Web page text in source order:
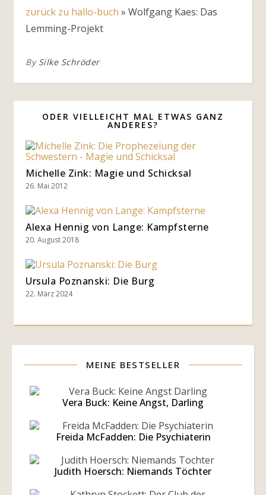
zurück zu hallo-buch » Wolfgang Kaes: Das
Lemming-Projekt
By Silke Schröder
ODER VIELLEICHT MAL ETWAS GANZ
ANDERES?
Michelle Zink: Magie und Schicksal
26. Mai 2012
Alexa Hennig von Lange: Kampfsterne
20. August 2018
Ursula Poznanski: Die Burg
22. März 2024
MEINE BESTSELLER
Vera Buck: Keine Angst, Darling
Freida McFadden: Die Psychiaterin
Judith Hoersch: Niemands Töchter